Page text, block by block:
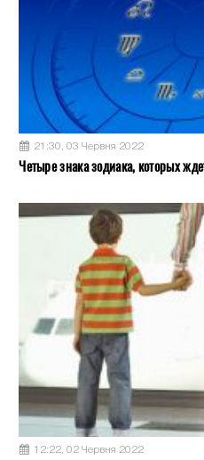
21:30, 03 Червня 2022
Четыре знака зодиака, которых
12:22, 02 Червня 2022